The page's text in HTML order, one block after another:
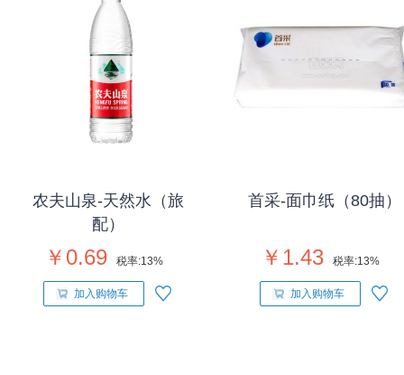
农夫山泉-天然水（旅
配）
￥0.69 税率:13%
加入购物车
首采-面巾纸（80抽）
￥1.43 税率:13%
加入购物车